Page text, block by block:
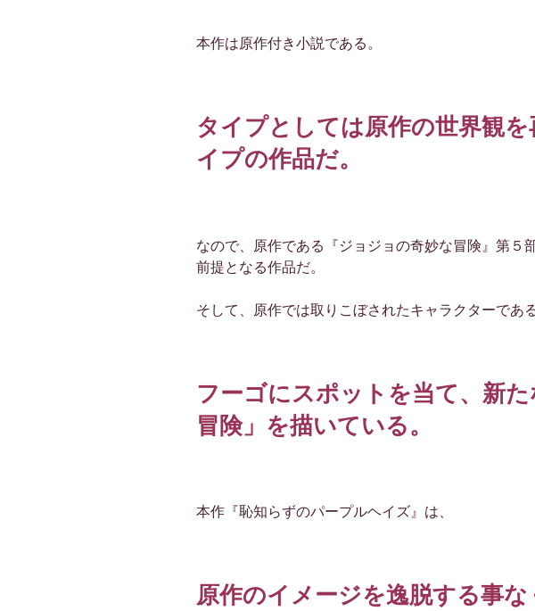
本作は原作付き小説である。
タイプとしては原作の世界観を
イプの作品だ。
なので、原作である『ジョジョの奇妙な冒険』第５
前提となる作品だ。
そして、原作では取りこぼされたキャラクターであ
フーゴにスポットを当て、新
冒険」を描いている。
本作『恥知らずのパープルヘイズ』は、
原作のイメージを逸脱する事な